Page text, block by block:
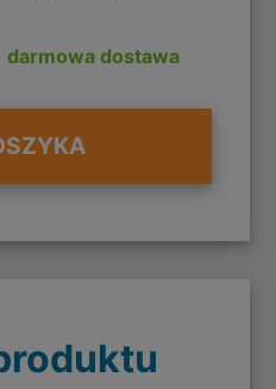
darmowa dostawa